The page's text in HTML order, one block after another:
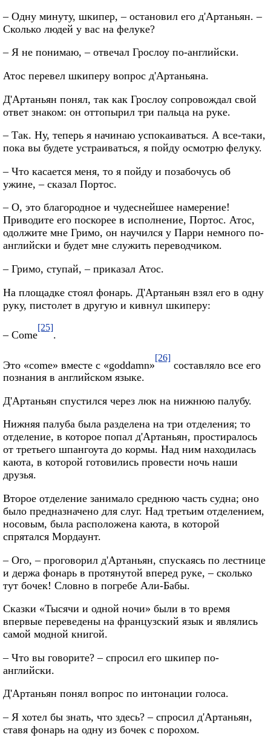
– Одну минуту, шкипер, – остановил его д'Артаньян. –
Сколько людей у вас на фелуке?
– Я не понимаю, – отвечал Грослоу по-английски.
Атос перевел шкиперу вопрос д'Артаньяна.
Д'Артаньян понял, так как Грослоу сопровождал свой
ответ знаком: он оттопырил три пальца на руке.
– Так. Ну, теперь я начинаю успокаиваться. А все-таки,
пока вы будете устраиваться, я пойду осмотрю фелуку.
– Что касается меня, то я пойду и позабочусь об
ужине, – сказал Портос.
– О, это благородное и чудеснейшее намерение!
Приводите его поскорее в исполнение, Портос. Атос,
одолжите мне Гримо, он научился у Парри немного по-
английски и будет мне служить переводчиком.
– Гримо, ступай, – приказал Атос.
На площадке стоял фонарь. Д'Артаньян взял его в одну
руку, пистолет в другую и кивнул шкиперу:
– Come
[25]
.
Это «come» вместе с «goddamn»
[26]
составляло все его
познания в английском языке.
Д'Артаньян спустился через люк на нижнюю палубу.
Нижняя палуба была разделена на три отделения; то
отделение, в которое попал д'Артаньян, простиралось
от третьего шпангоута до кормы. Над ним находилась
каюта, в которой готовились провести ночь наши
друзья.
Второе отделение занимало среднюю часть судна; оно
было предназначено для слуг. Над третьим отделением,
носовым, была расположена каюта, в которой
спрятался Мордаунт.
– Ого, – проговорил д'Артаньян, спускаясь по лестнице
и держа фонарь в протянутой вперед руке, – сколько
тут бочек! Словно в погребе Али-Бабы.
Сказки «Тысячи и одной ночи» были в то время
впервые переведены на французский язык и являлись
самой модной книгой.
– Что вы говорите? – спросил его шкипер по-
английски.
Д'Артаньян понял вопрос по интонации голоса.
– Я хотел бы знать, что здесь? – спросил д'Артаньян,
ставя фонарь на одну из бочек с порохом.